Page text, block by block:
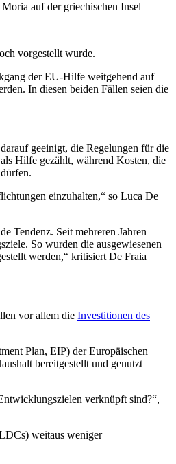
auf der griechischen Insel
vorgestellt wurde.
der EU-Hilfe weitgehend auf
In diesen beiden Fällen seien die
geeinigt, die Regelungen für die
Hilfe gezählt, während Kosten, die
einzuhalten,“ so Luca De
Tendenz. Seit mehreren Jahren
So wurden die ausgewiesenen
werden,“ kritisiert De Fraia
vor allem die Investitionen des
Plan, EIP) der Europäischen
bereitgestellt und genutzt
verknüpft sind?“,
weitaus weniger